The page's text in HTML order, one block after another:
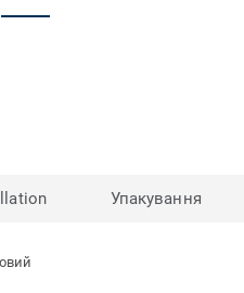
Упакування